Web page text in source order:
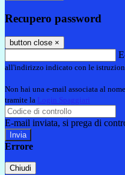
Recupero password
button close ×
all'indirizzo indicato con le
Non hai una e-mail associata al
tramite la Login Spaggiari
E-mail inviata, si prega di
Errore
Chiudi